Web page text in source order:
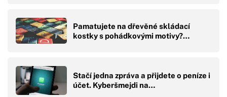
Pamatujete na dřevěné skládací
kostky s pohádkovými motivy?…
Stačí jedna zpráva a přijdete o peníze i
účet. Kyberšmejdi na…